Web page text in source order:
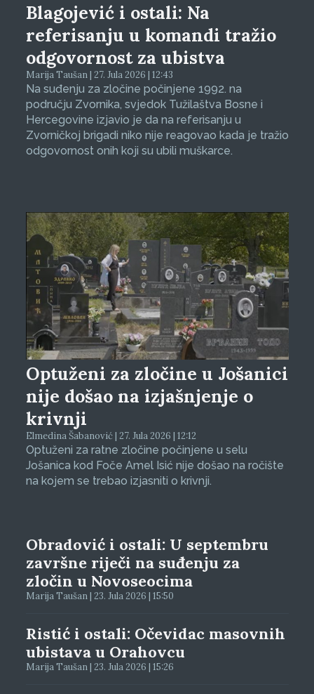
Blagojević i ostali: Na
referisanju u komandi tražio
odgovornost za ubistva
Marija Taušan | 27. Jula 2026 | 12:43
Na suđenju za zločine počinjene 1992. na
području Zvornika, svjedok Tužilaštva Bosne i
Hercegovine izjavio je da na referisanju u
Zvorničkoj brigadi niko nije reagovao kada je tražio
odgovornost onih koji su ubili muškarce.
Optuženi za zločine u Jošanici
nije došao na izjašnjenje o
krivnji
Elmedina Šabanović | 27. Jula 2026 | 12:12
Optuženi za ratne zločine počinjene u selu
Jošanica kod Foče Amel Isić nije došao na ročište
na kojem se trebao izjasniti o krivnji.
Obradović i ostali: U septembru
završne riječi na suđenju za
zločin u Novoseocima
Marija Taušan | 23. Jula 2026 | 15:50
Ristić i ostali: Očevidac masovnih
ubistava u Orahovcu
Marija Taušan | 23. Jula 2026 | 15:26